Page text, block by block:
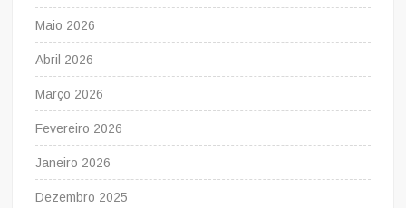
Maio 2026
Abril 2026
Março 2026
Fevereiro 2026
Janeiro 2026
Dezembro 2025